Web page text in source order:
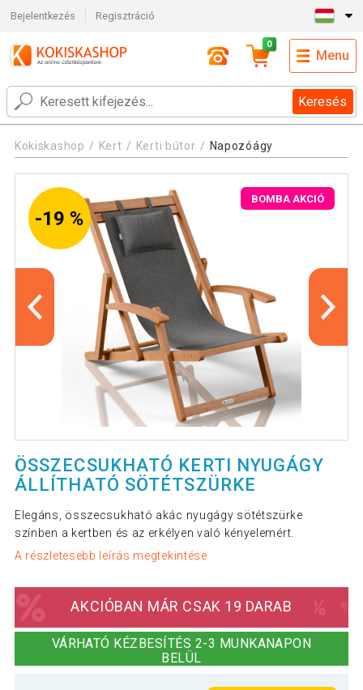
Bejelentkezés Regisztráció
Keresés
0
Menu
Kokiskashop Kert Kerti bútor Napozóágy
-19 %
BOMBA AKCIÓ
ÖSSZECSUKHATÓ KERTI NYUGÁGY
ÁLLÍTHATÓ SÖTÉTSZÜRKE
Elegáns, összecsukható akác nyugágy sötétszürke
színben a kertben és az erkélyen való kényelemért.
A részletesebb leírás megtekintése
AKCIÓBAN MÁR CSAK 19 DARAB
VÁRHATÓ KÉZBESÍTÉS 2-3 MUNKANAPON
BELÜL